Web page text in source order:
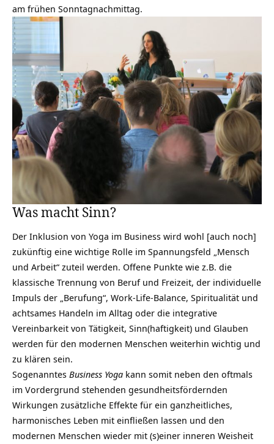
am frühen Sonntagnachmittag.
Was macht Sinn?
Der Inklusion von Yoga im Business wird wohl [auch noch]
zukünftig eine wichtige Rolle im Spannungsfeld „Mensch
und Arbeit“ zuteil werden. Offene Punkte wie z.B. die
klassische Trennung von Beruf und Freizeit, der individuelle
Impuls der „Berufung“, Work-Life-Balance, Spiritualität und
achtsames Handeln im Alltag oder die integrative
Vereinbarkeit von Tätigkeit, Sinn(haftigkeit) und Glauben
werden für den modernen Menschen weiterhin wichtig und
zu klären sein.
Sogenanntes Business Yoga kann somit neben den oftmals
im Vordergrund stehenden gesundheitsfördernden
Wirkungen zusätzliche Effekte für ein ganzheitliches,
harmonisches Leben mit einfließen lassen und den
modernen Menschen wieder mit (s)einer inneren Weisheit